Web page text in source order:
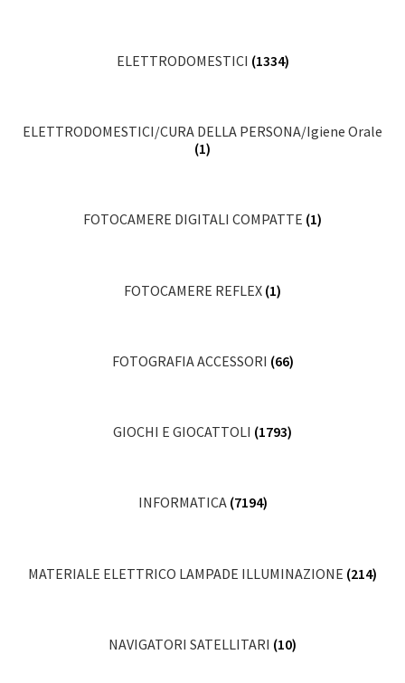
ELETTRODOMESTICI (1334)
ELETTRODOMESTICI/CURA DELLA PERSONA/Igiene Orale
(1)
FOTOCAMERE DIGITALI COMPATTE (1)
FOTOCAMERE REFLEX (1)
FOTOGRAFIA ACCESSORI (66)
GIOCHI E GIOCATTOLI (1793)
INFORMATICA (7194)
MATERIALE ELETTRICO LAMPADE ILLUMINAZIONE (214)
NAVIGATORI SATELLITARI (10)